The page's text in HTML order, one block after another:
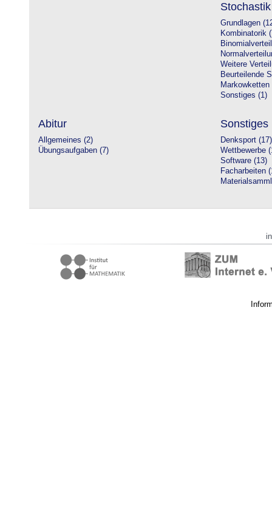
Stochastik
Grundlagen
Kombinatorik
Weitere
Beurteilende
Markowketten
Sonstiges (1)
Abitur
Allgemeines (2)
Übungsaufgaben (7)
Sonstiges
Denksport (17)
Wettbewerbe
Software (13)
Facharbeiten